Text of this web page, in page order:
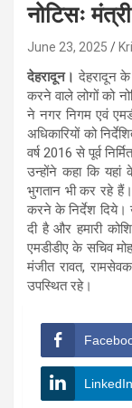
नोटिसः
June 23, 2025
देहरादून। देहरादून के
करने वाले लोगों को
ने नगर निगम एवं
अधिकारियों को
वर्ष 2016 से पूर्व
उन्होंने कहा कि
भुगतान भी कर रहे
करने के निर्देश दिये।
दी है और हमारी
एमडीडीए के सचिव
मंजीत रावत,
उपस्थित रहे।
LinkedIn